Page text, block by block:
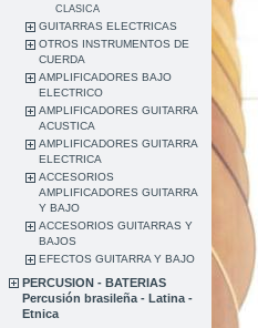
CLASICA
GUITARRAS ELECTRICAS
OTROS INSTRUMENTOS DE
CUERDA
AMPLIFICADORES BAJO
ELECTRICO
AMPLIFICADORES GUITARRA
ACUSTICA
AMPLIFICADORES GUITARRA
ELECTRICA
ACCESORIOS
AMPLIFICADORES GUITARRA
Y BAJO
ACCESORIOS GUITARRAS Y
BAJOS
EFECTOS GUITARRA Y BAJO
PERCUSION - BATERIAS
Percusión brasileña - Latina -
Etnica